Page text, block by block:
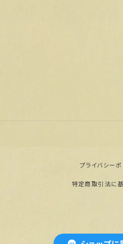
プライバシー
特定商取引法に
© 【公式通販】門脇屋本舗オ